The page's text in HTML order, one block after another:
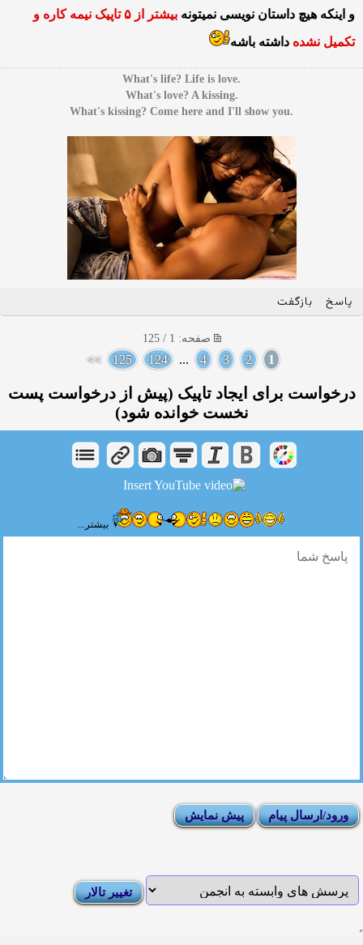
و اینکه هیچ داستان نویسی نمیتونه
بیشتر از ۵ تاپیک نیمه کاره و
تکمیل نشده داشته باشه
.What's life? Life is love
.What's love? A kissing
.What's kissing? Come here and I'll show you
پاسخ بازگفت
صفحه: 1 / 125
1
2
3
4
...
124
125
>>
درخواست برای ایجاد تاپیک (پیش از درخواست پست
نخست خوانده شود)
بیشتر...